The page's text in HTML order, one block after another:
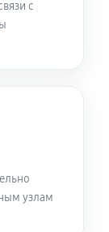
с
узлам